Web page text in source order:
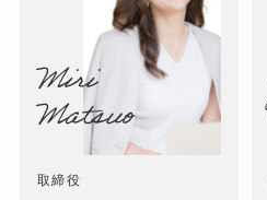
Miri
Matsuo
取締役